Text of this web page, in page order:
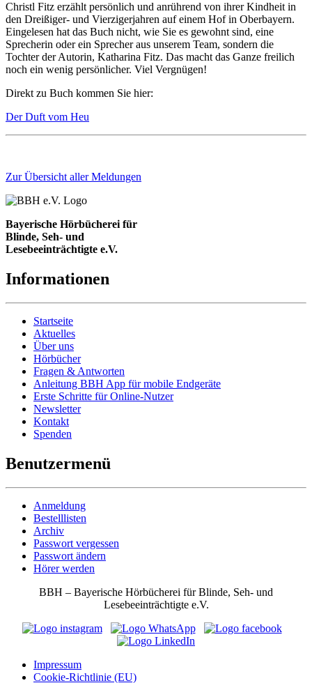
Christl Fitz erzählt persönlich und anrührend von ihrer Kindheit in
den Dreißiger- und Vierzigerjahren auf einem Hof in Oberbayern.
Eingelesen hat das Buch nicht, wie Sie es gewohnt sind, eine
Sprecherin oder ein Sprecher aus unserem Team, sondern die
Tochter der Autorin, Katharina Fitz. Das macht das Ganze freilich
noch ein wenig persönlicher. Viel Vergnügen!
Direkt zu Buch kommen Sie hier:
Der Duft vom Heu
Zur Übersicht aller Meldungen
Bayerische Hörbücherei für
Blinde, Seh- und
Lesebeeinträchtigte e.V.
Informationen
Startseite
Aktuelles
Über uns
Hörbücher
Fragen & Antworten
Anleitung BBH App für mobile Endgeräte
Erste Schritte für Online-Nutzer
Newsletter
Kontakt
Spenden
Benutzermenü
Anmeldung
Bestelllisten
Archiv
Passwort vergessen
Passwort ändern
Hörer werden
BBH – Bayerische Hörbücherei für Blinde, Seh- und
Lesebeeinträchtigte e.V.
Impressum
Cookie-Richtlinie (EU)